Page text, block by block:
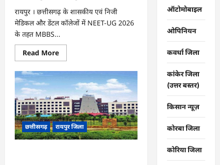
रायपुर । छत्तीसगढ़ के शासकीय एवं निजी
मेडिकल और डेंटल कॉलेजों में NEET-UG 2026
के तहत MBBS...
Read MoreRead
more
CG
:
NEET-
UG
2026
काउंसिलिंग:
प्रथम
चरण
के
लिए
आवेदन
छत्तीसगढ़ रायपुर जिला
ऑटोमोबाइल
ओपिनियन
कवर्धा जिला
कांकेर जिला
(उत्तर बस्तर)
किसान न्यूज़
कोरबा जिला
कोरिया जिला